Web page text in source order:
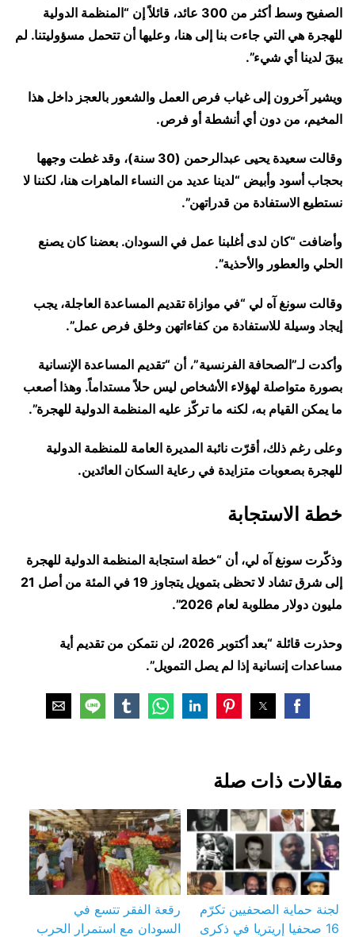
الصفيح وسط أكثر من 300 عائد، قائلاً إن “المنظمة الدولية
للهجرة هي التي جاءت بنا إلى هنا، وعليها أن تتحمل مسؤوليتنا. لم
يبقَ لدينا أي شيء”.
ويشير آخرون إلى غياب فرص العمل والشعور بالعجز داخل هذا
المخيم، من دون أي أنشطة أو فرص.
وقالت سعيدة يحيى عبدالرحمن (30 سنة)، وقد غطت وجهها
بحجاب أسود وأبيض “لدينا عديد من النساء الماهرات هنا، لكننا لا
نستطيع الاستفادة من قدراتهن”.
وأضافت “كان لدى أغلبنا عمل في السودان. بعضنا كان يصنع
الحلي والعطور والأحذية”.
وقالت سونغ آه لي “في موازاة تقديم المساعدة العاجلة، يجب
إيجاد وسيلة للاستفادة من كفاءاتهن وخلق فرص عمل”.
وأكدت لـ”الصحافة الفرنسية”، أن “تقديم المساعدة الإنسانية
بصورة متواصلة لهؤلاء الأشخاص ليس حلاً مستداماً. وهذا أصعب
ما يمكن القيام به، لكنه ما تركّز عليه المنظمة الدولية للهجرة”.
وعلى رغم ذلك، أقرّت نائبة المديرة العامة للمنظمة الدولية
للهجرة بصعوبات متزايدة في رعاية السكان العائدين.
خطة الاستجابة
وذكّرت سونغ آه لي، أن “خطة استجابة المنظمة الدولية للهجرة
إلى شرق تشاد لا تحظى بتمويل يتجاوز 19 في المئة من أصل 21
مليون دولار مطلوبة لعام 2026”.
وحذرت قائلة “بعد أكتوبر 2026، لن نتمكن من تقديم أية
مساعدات إنسانية إذا لم يصل التمويل”.
مقالات ذات صلة
لجنة حماية الصحفيين تكرّم
16 صحفيا إريتريا في ذكرى
رقعة الفقر تتسع في
السودان مع استمرار الحرب